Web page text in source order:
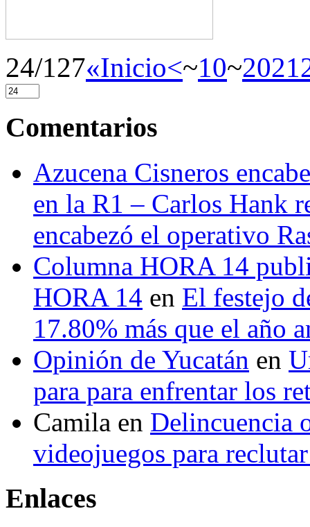
24/127«Inicio<~10~2021
Comentarios
Azucena Cisneros
en la R1 – Carlos Hank
encabezó el operativo
Columna HORA 14
HORA 14 en El festejo
17.80% más que el año
Opinión de Yucatán en
para para enfrentar los
Camila en Delincuencia
videojuegos para
Enlaces